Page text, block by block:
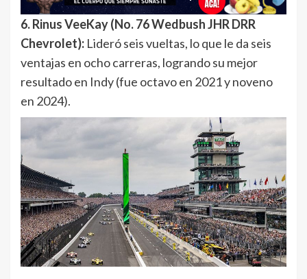
6. Rinus VeeKay (No. 76 Wedbush JHR DRR
Chevrolet): Lideró seis vueltas, lo que le da seis
ventajas en ocho carreras, logrando su mejor
resultado en Indy (fue octavo en 2021 y noveno
en 2024).